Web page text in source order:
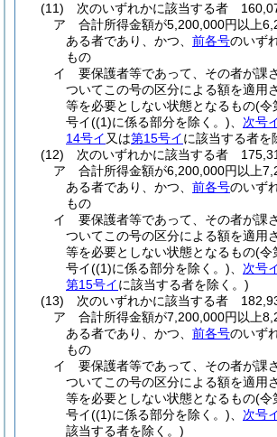
(11)
次のいずれかに該当する者
ア
合計所得金額が5,200,000円以上
ある者であり、かつ、 前各号のいず
もの
イ
要保護者等であって、その者が課
ついてこの号の区分による額を適用
等を必要としない状態となるもの(令
号イ((1)に係る部分を除く。) 次号
14号イ 又は第15号イに該当する者を
(12)
次のいずれかに該当する者
ア
合計所得金額が6,200,000円以上
ある者であり、かつ、 前各号のいず
もの
イ
要保護者等であって、その者が課
ついてこの号の区分による額を適用
等を必要としない状態となるもの(令
号イ((1)に係る部分を除く。) 次号
第15号イに該当する者を除く。)
(13)
次のいずれかに該当する者
ア
合計所得金額が7,200,000円以上
ある者であり、かつ、 前各号のいず
もの
イ
要保護者等であって、その者が課
ついてこの号の区分による額を適用
等を必要としない状態となるもの(令
号イ((1)に係る部分を除く。) 次号
該当する者を除く。)